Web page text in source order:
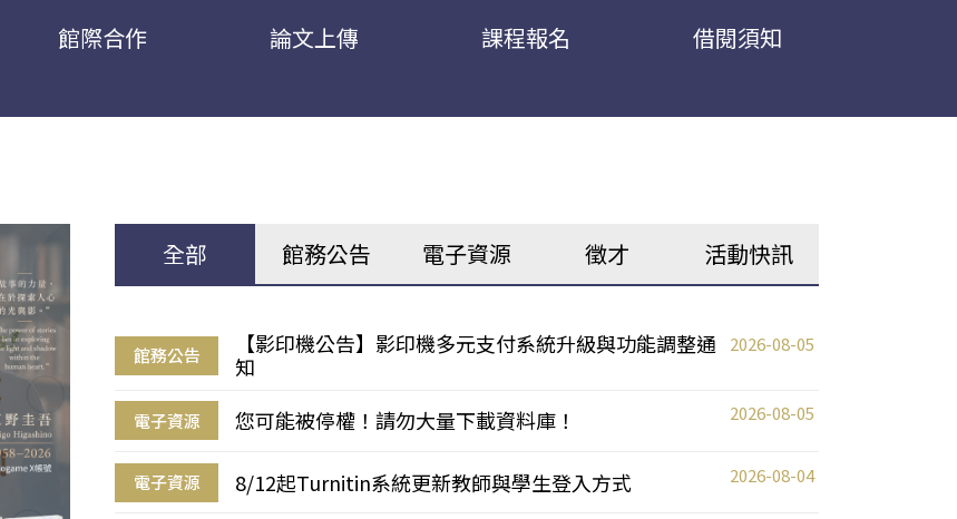
館際合作 論文上傳 課程報名 借閱須知
全部 館務公告 電子資源 徵才 活動快訊
館務公告
【影印機公告】影印機多元支付系統升級與功能調整通
知
2026-08-05
電子資源 您可能被停權！請勿大量下載資料庫！ 2026-08-05
電子資源 8/12起Turnitin系統更新教師與學生登入方式 2026-08-04